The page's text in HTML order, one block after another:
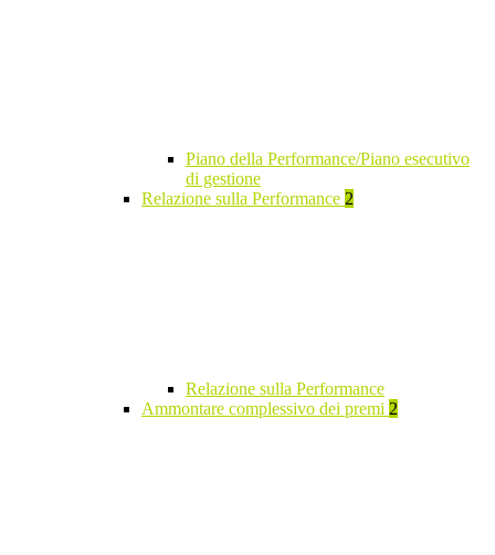
Piano della Performance/Piano esecutivo
di gestione
Relazione sulla Performance 2
Relazione sulla Performance
Ammontare complessivo dei premi 2